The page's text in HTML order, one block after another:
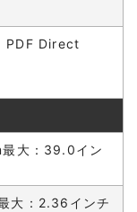
PDF Direct
大：39.0イン
大：2.36インチ